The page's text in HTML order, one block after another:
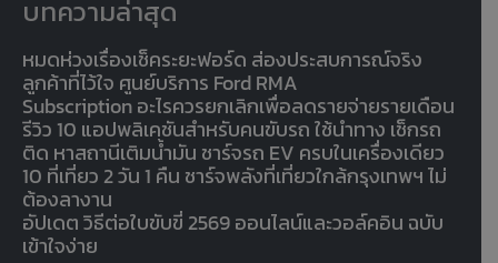
บทความล่าสุด
หมดห่วงเรื่องเช็คระยะฟอร์ด ส่องประสบการณ์จริง
ลูกค้าที่ไว้ใจ ศูนย์บริการ Ford RMA
Subscription อะไรควรยกเลิกเพื่อลดรายจ่ายรายเดือน
รีวิว 10 แอปพลิเคชันสำหรับคนขับรถ ใช้นำทาง เช็กรถ
ติด หาสถานีเติมน้ำมัน ชาร์จรถ EV ครบในเครื่องเดียว
10 ที่เที่ยว 2 วัน 1 คืน ชาร์จพลังที่เที่ยวใกล้กรุงเทพฯ ไม่
ต้องลางาน
อัปเดต วิธีต่อใบขับขี่ 2569 ออนไลน์และวอล์คอิน ฉบับ
เข้าใจง่าย